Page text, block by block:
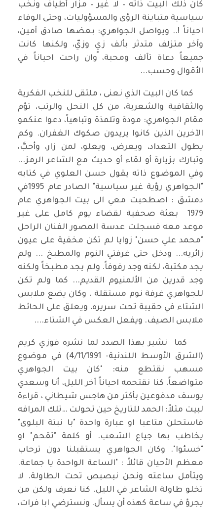
كان ذلك البيت ذاته – لا غير – مزار أطياف ونخب
سياسية متباينة الرؤى والمسؤوليات، وحتى الوفاء
احياناً !.. ويواصل الجواهري: بعضها صادق أمين،
وآخر متزلف متدثر بألف زيٍ وزيّ، ولكنها كانت
جميعاً دعاة تآلف ومحبة، وان راحت احياناً في
الأقوال وحسب...
كما كان البيت الذي نعنى ، ملتقى للنخب الفكرية
والثقافية والشعرية، من كل النحل والرتب، تؤم
مقام الجواهري: مودة وتلمذة وتباهياً، دعوا عنكمو
الآخرين الذين كانوا يريدون صكوك الغفران. وكم
يطول التعداد، ويعرض، ويعلو، لمن زار، وأحبَّ،
وتبارك بزيارة أو لقاء أو حديث مع الشاعر الرمز...
وفي الموضوع ذاته يقول حسن العلوي في كتابه
"الجواهري رؤية غير سياسية" الصادر عام 1995في
دمشق : اصطحبت معي الى بيت الجواهري عام
1979 بعثة صحفية لقضاء يوم كامل على غير
موعد معه فسجلت عدسة المصور الفنان الراحل
"محمد علي حسن" زوايا لم تكن مخفية على عيون
زائريه... ودخل حتى غرفتي النوم والمطبخ ... ولم
يجد مكتبة، لكنه وجد رفوفاً. ولم يجد مطبخاً ولكنه
وجد قدرين من الألمنيوم القديم... كما ولم تكن
للجواهري غرفة نوم مستقلة ، وكان يضع ملابس
الشتاء في حقيبة تحت سريره، ويعلق على الحائط
ملابس الصيف. ويفعل العكس في الشتاء....
كما نشير بهذا الصدد لما نشره فوزي كريم
(الشرق الأوسط اللندنية- 4/11/1991) في موضوع
مسهب نقتطع منه: "كان بيت الجواهري
متواضعاً، كنا نقتحمه احياناً آخر الليل، أنا وسعدي
يوسف مدفوعين بأكثر من هاجس شيطاني ، قراءة
لبيت مثلاً: الحمد للتاريخ حين تحولت …تلك المرافه
فاستحلن متاعبا او عبارة واحدة "با نبتة البلوى"
يخاطب بها جياع الشعب. أو كلمة "تقحم" او
"خسئوا". وكان الجواهري يستقبلنا دون ترحاب
معظم الأحيان قائلاً : "الساعة الواحدة يا جماعة.
ويتأمل ساعته ونحن نبصبص تحت الطاولة. لا
تخلو طاولة الشاعر في الليل. كنا نعرف ولكن من
يجرؤ في ساعة كهذه أن يسأل. ونسترضي ابا فرات،